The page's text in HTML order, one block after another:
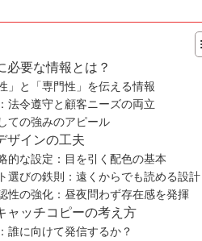
要な情報とは？
」と「専門性」を伝える情報
法令遵守と顧客ニーズの両立
ての強みのアピール
ザインの工夫
的な設定：目を引く配色の基本
選びの鉄則：遠くからでも読める設計
性の強化：昼夜問わず存在感を発揮
ッチコピーの考え方
誰に向けて発信するか？